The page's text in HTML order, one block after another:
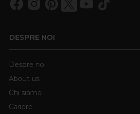
DESPRE NOI
Despre noi
About us
Chi siamo
Cariere